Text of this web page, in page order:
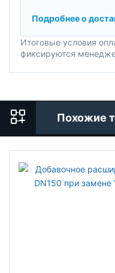
Подробнее о
Итоговые условия
фиксируются
Похожие